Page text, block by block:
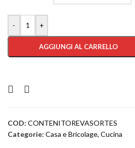
- +
AGGIUNGI AL CARRELLO
COD: CONTENITOREVASORTES
Categorie: Casa e Bricolage, Cucina